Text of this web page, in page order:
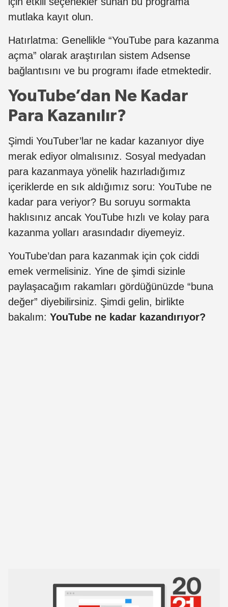
mutlaka kayıt olun.
Hatırlatma: Genellikle “YouTube para kazanma
açma” olarak araştırılan sistem Adsense
bağlantısını ve bu programı ifade etmektedir.
YouTube’dan Ne Kadar
Para Kazanılır?
Şimdi YouTuber’lar ne kadar kazanıyor diye
merak ediyor olmalısınız. Sosyal medyadan
para kazanmaya yönelik hazırladığımız
içeriklerde en sık aldığımız soru: YouTube ne
kadar para veriyor? Bu soruyu sormakta
haklısınız ancak YouTube hızlı ve kolay para
kazanma yolları arasındadır diyemeyiz.
YouTube’dan para kazanmak için çok ciddi
emek vermelisiniz. Yine de şimdi sizinle
paylaşacağım rakamları gördüğünüzde “buna
değer” diyebilirsiniz. Şimdi gelin, birlikte
bakalım: YouTube ne kadar kazandırıyor?